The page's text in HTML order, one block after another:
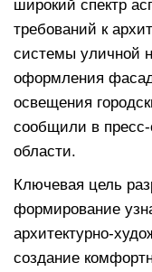
широкий спектр
требований к
системы уличной
оформления
освещения
сообщили в пресс-
области.
Ключевая цель
формирование
архитектурно-
создание